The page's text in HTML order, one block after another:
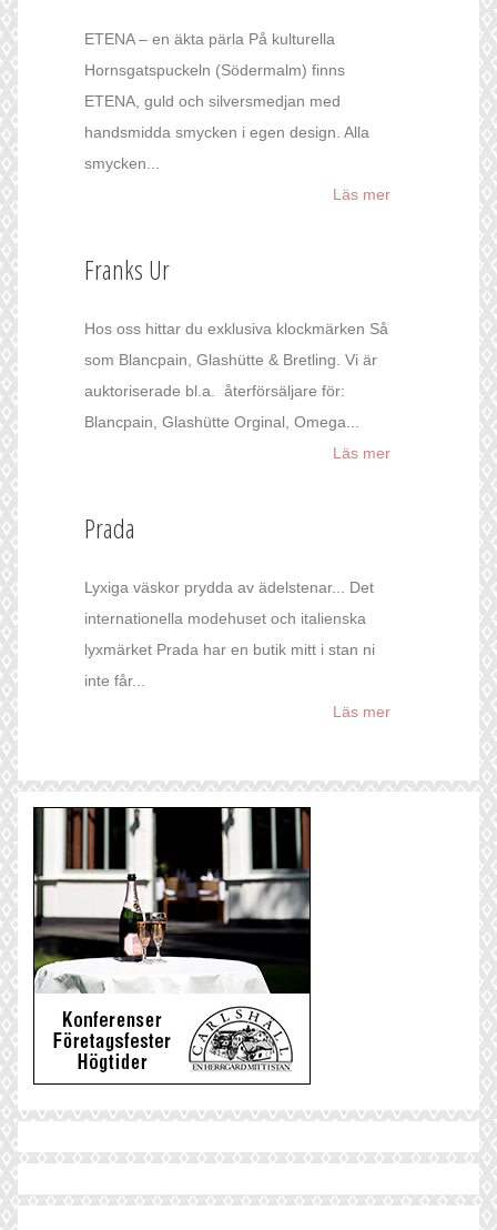
ETENA – en äkta pärla På kulturella
Hornsgatspuckeln (Södermalm) finns
ETENA, guld och silversmedjan med
handsmidda smycken i egen design. Alla
smycken...
Läs mer
Franks Ur
Hos oss hittar du exklusiva klockmärken Så
som Blancpain, Glashütte & Bretling. Vi är
auktoriserade bl.a. återförsäljare för:
Blancpain, Glashütte Orginal, Omega...
Läs mer
Prada
Lyxiga väskor prydda av ädelstenar... Det
internationella modehuset och italienska
lyxmärket Prada har en butik mitt i stan ni
inte får...
Läs mer